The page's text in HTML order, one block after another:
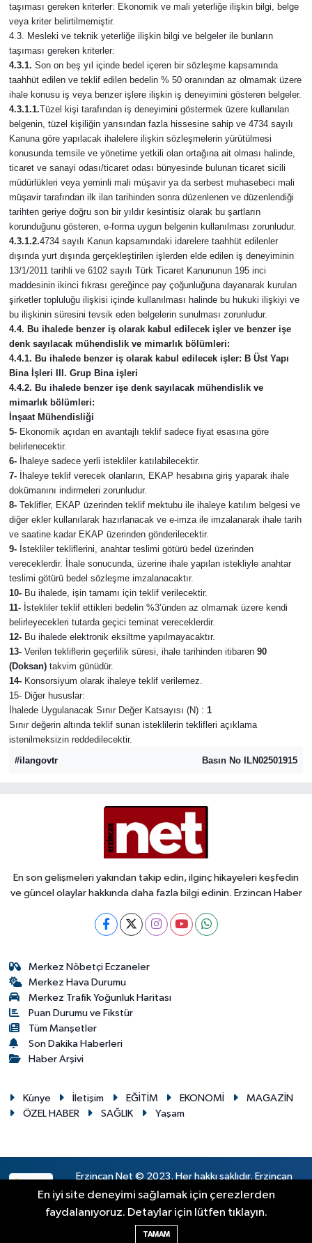
taşıması gereken kriterler: Ekonomik ve mali yeterliğe ilişkin bilgi, belge
veya kriter belirtilmemiştir.
4.3. Mesleki ve teknik yeterliğe ilişkin bilgi ve belgeler ile bunların
taşıması gereken kriterler:
4.3.1. Son on beş yıl içinde bedel içeren bir sözleşme kapsamında
taahhüt edilen ve teklif edilen bedelin % 50 oranından az olmamak üzere
ihale konusu iş veya benzer işlere ilişkin iş deneyimini gösteren belgeler.
4.3.1.1.Tüzel kişi tarafından iş deneyimini göstermek üzere kullanılan
belgenin, tüzel kişiliğin yarısından fazla hissesine sahip ve 4734 sayılı
Kanuna göre yapılacak ihalelere ilişkin sözleşmelerin yürütülmesi
konusunda temsile ve yönetime yetkili olan ortağına ait olması halinde,
ticaret ve sanayi odası/ticaret odası bünyesinde bulunan ticaret sicili
müdürlükleri veya yeminli mali müşavir ya da serbest muhasebeci mali
müşavir tarafından ilk ilan tarihinden sonra düzenlenen ve düzenlendiği
tarihten geriye doğru son bir yıldır kesintisiz olarak bu şartların
korunduğunu gösteren, e-forma uygun belgenin kullanılması zorunludur.
4.3.1.2.4734 sayılı Kanun kapsamındaki idarelere taahhüt edilenler
dışında yurt dışında gerçekleştirilen işlerden elde edilen iş deneyiminin
13/1/2011 tarihli ve 6102 sayılı Türk Ticaret Kanununun 195 inci
maddesinin ikinci fıkrası gereğince pay çoğunluğuna dayanarak kurulan
şirketler topluluğu ilişkisi içinde kullanılması halinde bu hukuki ilişkiyi ve
bu ilişkinin süresini tevsik eden belgelerin sunulması zorunludur.
4.4. Bu ihalede benzer iş olarak kabul edilecek işler ve benzer işe
denk sayılacak mühendislik ve mimarlık bölümleri:
4.4.1. Bu ihalede benzer iş olarak kabul edilecek işler: B Üst Yapı
Bina İşleri III. Grup Bina işleri
4.4.2. Bu ihalede benzer işe denk sayılacak mühendislik ve
mimarlık bölümleri:
İnşaat Mühendisliği
5- Ekonomik açıdan en avantajlı teklif sadece fiyat esasına göre
belirlenecektir.
6-
İhaleye sadece yerli istekliler katılabilecektir.
7-
İhaleye teklif verecek olanların, EKAP hesabına giriş yaparak ihale
dokümanını indirmeleri zorunludur.
8- Teklifler, EKAP üzerinden teklif mektubu ile ihaleye katılım belgesi ve
diğer ekler kullanılarak hazırlanacak ve e-imza ile imzalanarak ihale tarih
ve saatine kadar EKAP üzerinden gönderilecektir.
9- İstekliler tekliflerini, anahtar teslimi götürü bedel üzerinden
vereceklerdir. İhale sonucunda, üzerine ihale yapılan istekliyle anahtar
teslimi götürü bedel sözleşme imzalanacaktır.
10- Bu ihalede, işin tamamı için teklif verilecektir.
11- İstekliler teklif ettikleri bedelin %3’ünden az olmamak üzere kendi
belirleyecekleri tutarda geçici teminat vereceklerdir.
12- Bu ihalede elektronik eksiltme yapılmayacaktır.
13- Verilen tekliflerin geçerlilik süresi, ihale tarihinden itibaren 90
(Doksan) takvim günüdür.
14- Konsorsiyum olarak ihaleye teklif verilemez.
15- Diğer hususlar:
İhalede Uygulanacak Sınır Değer Katsayısı (N) : 1
Sınır değerin altında teklif sunan isteklilerin teklifleri açıklama
istenilmeksizin reddedilecektir.
#ilangovtr
Basın No ILN02501915
En son gelişmeleri yakından takip edin, ilginç hikayeleri keşfedin
ve güncel olaylar hakkında daha fazla bilgi edinin. Erzincan Haber
Merkez Nöbetçi Eczaneler
Merkez Hava Durumu
Merkez Trafik Yoğunluk Haritası
Puan Durumu ve Fikstür
Tüm Manşetler
Son Dakika Haberleri
Haber Arşivi
Künye İletişim EĞİTİM EKONOMİ
MAGAZİN
ÖZEL HABER
SAĞLIK Yaşam
Erzincan Net © 2023. Her hakkı saklıdır. Erzincan
Haber
Haber Yazılımı:
En iyi site deneyimi sağlamak için çerezlerden
faydalanıyoruz. Detaylar için lütfen tıklayın.
TAMAM